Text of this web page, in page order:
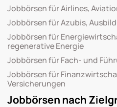
Jobbörsen für Airlines,
Jobbörsen für Azubis,
Jobbörsen für
regenerative Energie
Jobbörsen für Fach- und
Jobbörsen für
Versicherungen
Jobbörsen nach